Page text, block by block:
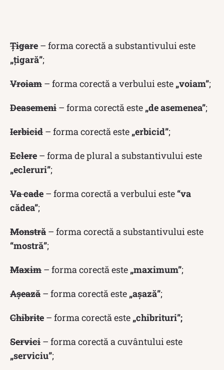
Ţigare – forma corectă a substantivului este
„ţigară”;
Vroiam – forma corectă a verbului este „voiam”;
Deasemeni – forma corectă este „de asemenea”;
Ierbicid – forma corectă este „erbicid”;
Eclere – forma de plural a substantivului este
„ecleruri”;
Va cade – forma corectă a verbului este“va
cădea”;
Monstră – forma corectă a substantivului este
“mostră”;
Maxim – forma corectă este „maximum”;
Așează – forma corectă este „așază”;
Chibrite – forma corectă este „chibrituri”;
Servici – forma corectă a cuvântului este
„serviciu”;